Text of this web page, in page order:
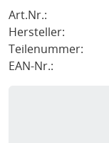
Art.Nr.:
Hersteller:
Teilenummer:
EAN-Nr.: